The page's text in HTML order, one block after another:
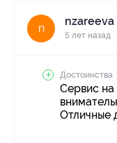
n
nzareeva
5 лет назад
Достоинства
Сервис
Отличные